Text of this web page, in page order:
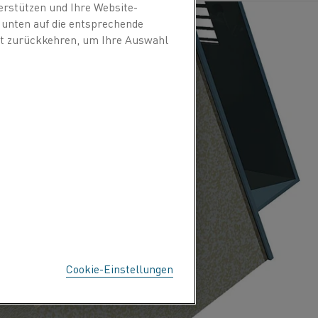
und Ihre Website-
auf die entsprechende
zurückkehren, um Ihre Auswahl
Cookie-Einstellungen